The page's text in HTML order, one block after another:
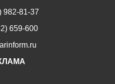
982-81-37
659-600